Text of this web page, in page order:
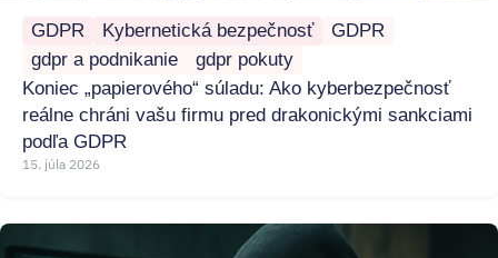
GDPR Kybernetická bezpečnosť
GDPR
gdpr a podnikanie
gdpr pokuty
Koniec „papierového“ súladu: Ako kyberbezpečnosť
reálne chráni vašu firmu pred drakonickými sankciami
podľa GDPR
15. júla 2026